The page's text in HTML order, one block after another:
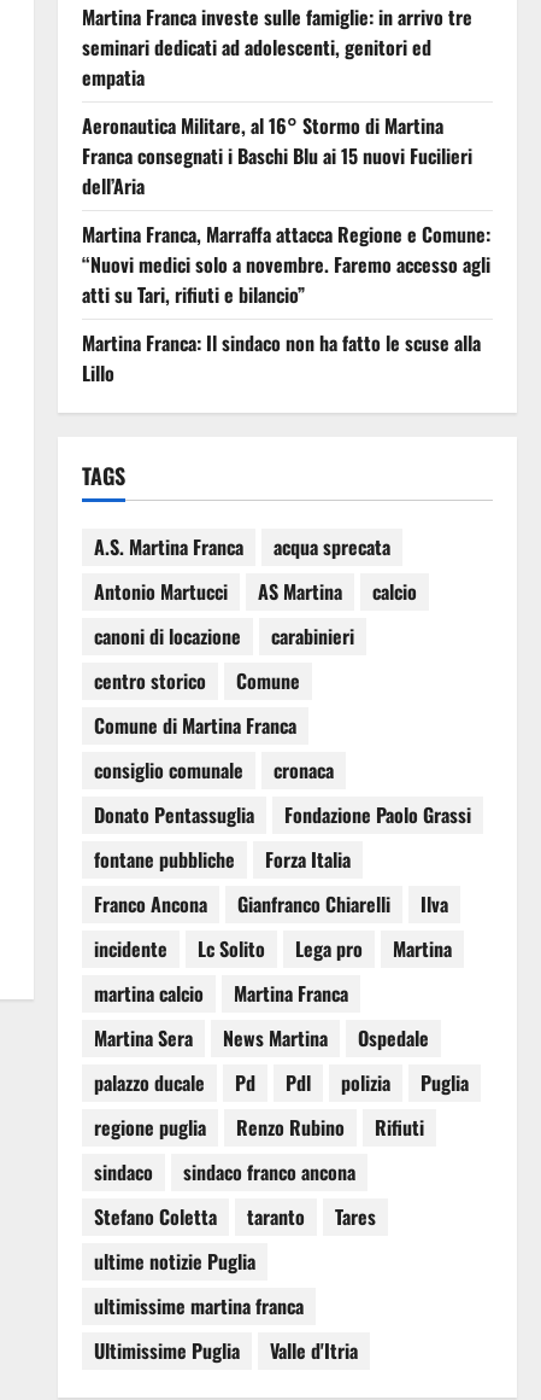
Martina Franca investe sulle famiglie: in arrivo tre
seminari dedicati ad adolescenti, genitori ed
empatia
Aeronautica Militare, al 16° Stormo di Martina
Franca consegnati i Baschi Blu ai 15 nuovi Fucilieri
dell’Aria
Martina Franca, Marraffa attacca Regione e Comune:
“Nuovi medici solo a novembre. Faremo accesso agli
atti su Tari, rifiuti e bilancio”
Martina Franca: Il sindaco non ha fatto le scuse alla
Lillo
TAGS
A.S. Martina Franca
acqua sprecata
Antonio Martucci
AS Martina
calcio
canoni di locazione
carabinieri
centro storico
Comune
Comune di Martina Franca
consiglio comunale
cronaca
Donato Pentassuglia
Fondazione Paolo Grassi
fontane pubbliche
Forza Italia
Franco Ancona
Gianfranco Chiarelli
Ilva
incidente
Lc Solito Lega pro
Martina
martina calcio
Martina Franca
Martina Sera
News Martina
Ospedale
palazzo ducale
Pd Pdl polizia
Puglia
regione puglia
Renzo Rubino
Rifiuti
sindaco
sindaco franco ancona
Stefano Coletta
taranto
Tares
ultime notizie Puglia
ultimissime martina franca
Ultimissime Puglia
Valle d'Itria